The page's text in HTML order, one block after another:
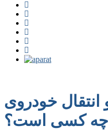
انتقال خودروی
چه کسی است؟